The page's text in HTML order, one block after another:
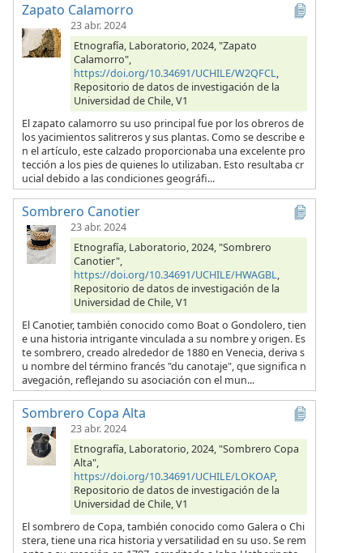
Zapato Calamorro
23 abr. 2024
Etnografía, Laboratorio, 2024, "Zapato
Calamorro",
https://doi.org/10.34691/UCHILE/W2QFCL,
Repositorio de datos de investigación de la
Universidad de Chile, V1
El zapato calamorro su uso principal fue por los obreros de
los yacimientos salitreros y sus plantas. Como se describe e
n el artículo, este calzado proporcionaba una excelente pro
tección a los pies de quienes lo utilizaban. Esto resultaba cr
ucial debido a las condiciones geográfi...
Sombrero Canotier
23 abr. 2024
Etnografía, Laboratorio, 2024, "Sombrero
Canotier",
https://doi.org/10.34691/UCHILE/HWAGBL,
Repositorio de datos de investigación de la
Universidad de Chile, V1
El Canotier, también conocido como Boat o Gondolero, tien
e una historia intrigante vinculada a su nombre y origen. Es
te sombrero, creado alrededor de 1880 en Venecia, deriva s
u nombre del término francés "du canotaje", que significa n
avegación, reflejando su asociación con el mun...
Sombrero Copa Alta
23 abr. 2024
Etnografía, Laboratorio, 2024, "Sombrero Copa
Alta",
https://doi.org/10.34691/UCHILE/LOKOAP,
Repositorio de datos de investigación de la
Universidad de Chile, V1
El sombrero de Copa, también conocido como Galera o Chi
stera, tiene una rica historia y versatilidad en su uso. Se rem